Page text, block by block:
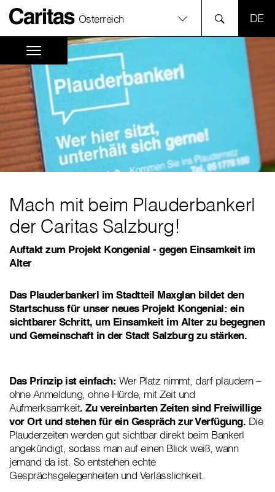
Österreich
Mach mit beim Plauderbankerl
der Caritas Salzburg!
Auftakt zum Projekt Kongenial - gegen Einsamkeit im
Alter
Das Plauderbankerl im Stadtteil Maxglan bildet den
Startschuss für unser neues Projekt Kongenial: ein
sichtbarer Schritt, um Einsamkeit im Alter zu begegnen
und Gemeinschaft in der Stadt Salzburg zu stärken.
Das Prinzip ist einfach: Wer Platz nimmt, darf plaudern –
ohne Anmeldung, ohne Hürde, mit Zeit und
Aufmerksamkeit. Zu vereinbarten Zeiten sind Freiwillige
vor Ort und stehen für ein Gespräch zur Verfügung. Die
Plauderzeiten werden gut sichtbar direkt beim Bankerl
angekündigt, sodass man auf einen Blick weiß, wann
jemand da ist. So entstehen echte
Gesprächsgelegenheiten und Verlässlichkeit.